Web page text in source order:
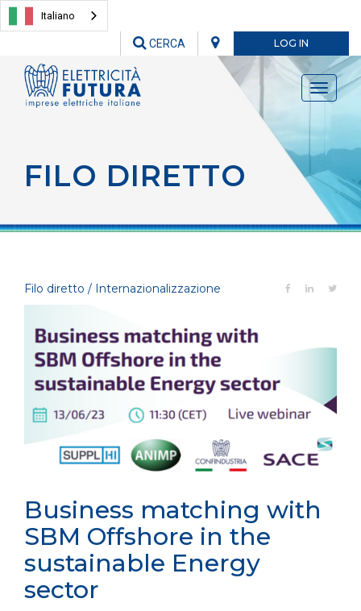
Italiano
LOG IN
CERCA
Toggle
FILO DIRETTO
Filo diretto / Internazionalizzazione
Business matching with
SBM Offshore in the
sustainable Energy
sector